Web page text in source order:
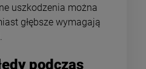
uszkodzenia można
głębsze wymagają
podczas